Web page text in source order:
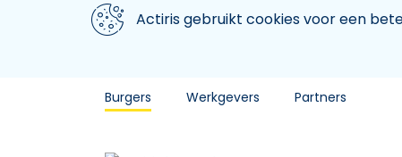
Aller au contenu principal
We gebruiken cookiesActiris gebruikt cookies voor een
Burgers Werkgevers Partners